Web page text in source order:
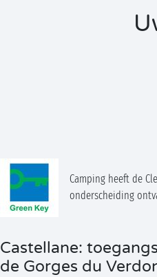
Camping heeft de
onderscheiding
Castellane:
de Gorges du